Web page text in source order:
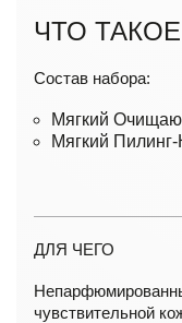
ЧТО ТАКОЕ
Состав набора:
Мягкий
Мягкий
ДЛЯ ЧЕГО
чувствительной